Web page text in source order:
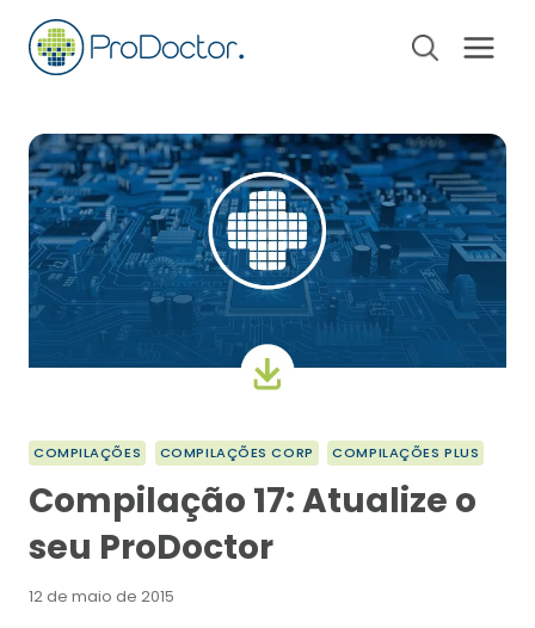
Pular
para
COMPILAÇÕES COMPILAÇÕES CORP COMPILAÇÕES PLUS
Compilação 17: Atualize o
seu ProDoctor
12 de maio de 2015